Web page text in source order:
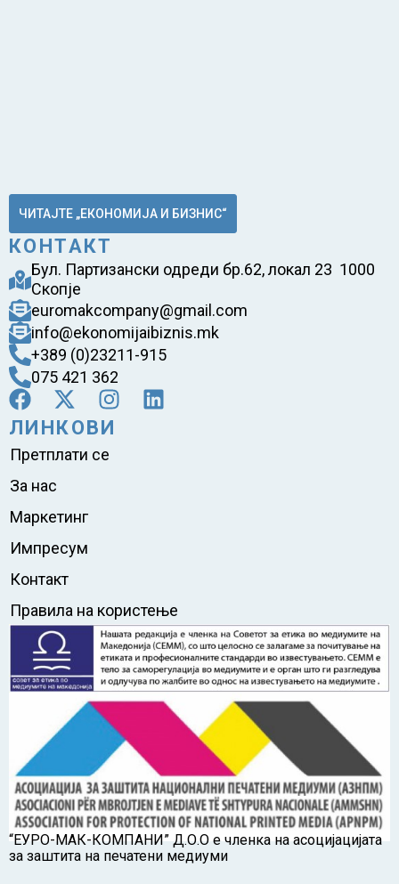
ЧИТАЈТЕ „ЕКОНОМИЈА И БИЗНИС“
КОНТАКТ
Бул. Партизански одреди бр.62, локал 23 1000
Скопје
euromakcompany@gmail.com
info@ekonomijaibiznis.mk
+389 (0)23211-915
075 421 362
ЛИНКОВИ
Претплати се
За нас
Маркетинг
Импресум
Контакт
Правила на користење
“ЕУРО-МАК-КОМПАНИ” Д.О.О е членка на асоцијацијата
за заштита на печатени медиуми